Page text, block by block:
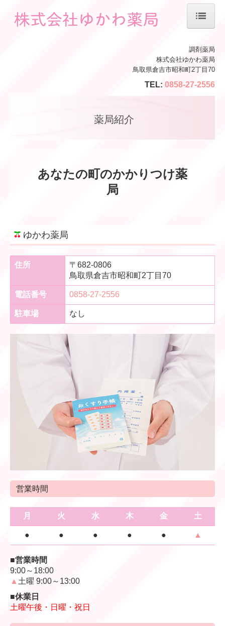
調剤薬局
株式会社ゆかわ薬局
鳥取県倉吉市昭和町2丁目70
TEL: 0858-27-2556
薬局紹介
あなたの町のかかりつけ薬
局
ゆかわ薬局
住所
〒682-0806
鳥取県倉吉市昭和町2丁目70
電話番号 0858-27-2556
駐車場 なし
営業時間
月 火 水 木 金 土
● ● ● ● ● ▲
■営業時間
9:00～18:00
▲ 土曜 9:00～13:00
■休業日
土曜午後・日曜・祝日